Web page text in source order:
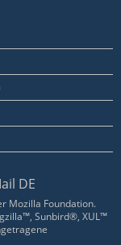
DE
Mozilla Foundation.
Sunbird®, XUL™